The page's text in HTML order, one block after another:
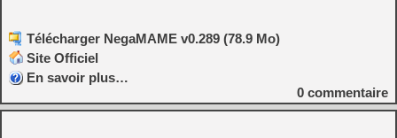
Télécharger NegaMAME v0.289 (78.9 Mo)
Site Officiel
En savoir plus…
0 commentaire